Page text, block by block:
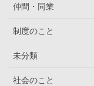
仲間・同業
制度のこと
未分類
社会のこと